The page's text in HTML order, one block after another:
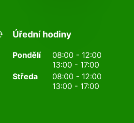
Úřední hodiny
Pondělí
08:00 - 12:00
13:00 - 17:00
Středa
08:00 - 12:00
13:00 - 17:00